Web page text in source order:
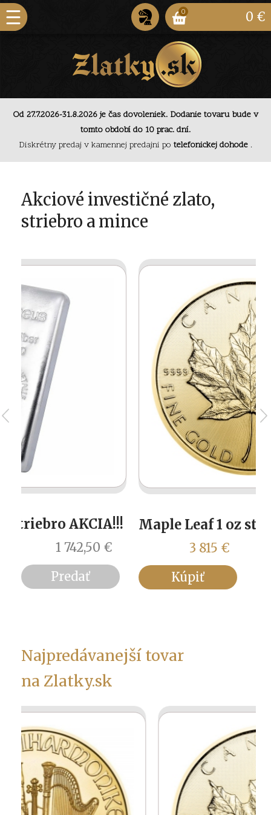
0 0 €
Od 27.7.2026-31.8.2026 je čas dovoleniek. Dodanie
tovaru bude v tomto období do 10 prac. dní.
Diskrétny predaj v kamennej predajni po
dohode.
Od 27.7.2026-31.8.2026 je čas dovoleniek. Dodanie
Od 27.7.2026-31.8.2026 je čas dovoleniek. Dodanie tovaru bude v
tomto období do 10 prac. dní.
Diskrétny predaj v kamennej predajni po telefonickej dohode .
Akciové investičné zlato,
striebro a mince
Maple Leaf 1 oz staršie ročníky
3 815 €
Kúpiť
3 650,50 €
Predať
Najpredávanejší tovar
na Zlatky.sk